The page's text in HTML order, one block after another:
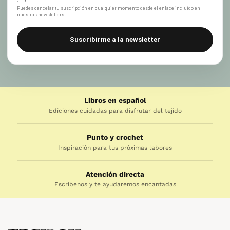
Puedes cancelar tu suscripción en cualquier momento desde el enlace incluido en
nuestras newsletters.
Suscribirme a la newsletter
Libros en español
Ediciones cuidadas para disfrutar del tejido
Punto y crochet
Inspiración para tus próximas labores
Atención directa
Escríbenos y te ayudaremos encantadas